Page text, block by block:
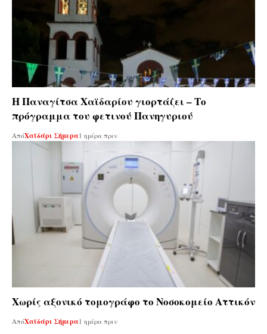
Η Παναγίτσα Χαϊδαρίου γιορτάζει – Το
πρόγραμμα του φετινού Πανηγυριού
ΑπόΧαϊδάρι Σήμερα1 ημέρα πριν
Χωρίς αξονικό τομογράφο το Νοσοκομείο Αττικόν
ΑπόΧαϊδάρι Σήμερα1 ημέρα πριν